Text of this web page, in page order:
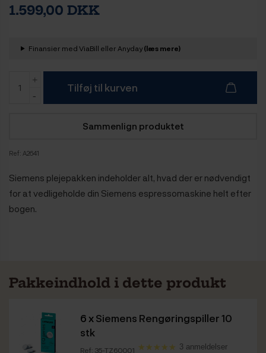
1.599,00 DKK
Finansier med ViaBill eller Anyday(læs mere)
Tilføj til kurven
Sammenlign produktet
Ref: A2641
Siemens plejepakken indeholder alt, hvad der er nødvendigt
for at vedligeholde din Siemens espressomaskine helt efter
bogen.
Pakkeindhold i dette produkt
6 xSiemens Rengøringspiller 10
stk
Ref: 35-TZ60001 3 anmeldelser